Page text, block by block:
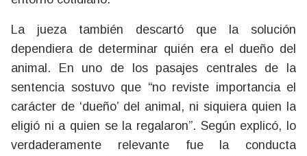
La jueza también descartó que la solución
dependiera de determinar quién era el dueño del
animal. En uno de los pasajes centrales de la
sentencia sostuvo que “no reviste importancia el
carácter de ‘dueño’ del animal, ni siquiera quien la
eligió ni a quien se la regalaron”. Según explicó, lo
verdaderamente relevante fue la conducta